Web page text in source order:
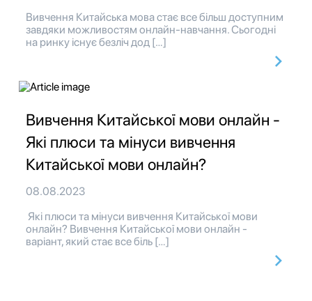
Вивчення Китайська мова стає все більш доступним
завдяки можливостям онлайн-навчання. Сьогодні
на ринку існує безліч дод […]
Вивчення Китайської мови онлайн -
Які плюси та мінуси вивчення
Китайської мови онлайн?
08.08.2023
Які плюси та мінуси вивчення Китайської мови
онлайн? Вивчення Китайської мови онлайн -
варіант, який стає все біль […]